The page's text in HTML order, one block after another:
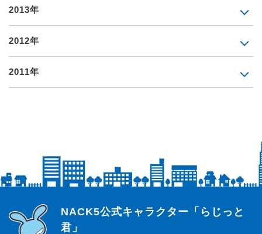
2013年
2012年
2011年
らじっと君
NACK5公式キャラクター「らじっと
君」